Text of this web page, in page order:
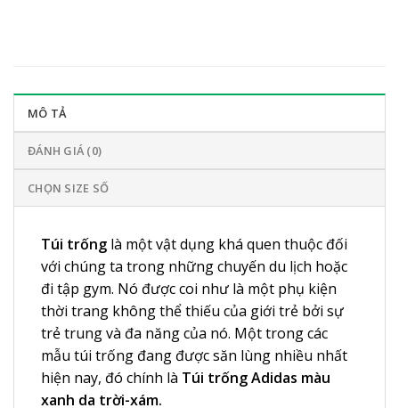
MÔ TẢ
ĐÁNH GIÁ (0)
CHỌN SIZE SỐ
Túi trống là một vật dụng khá quen thuộc đối
với chúng ta trong những chuyến du lịch hoặc
đi tập gym. Nó được coi như là một phụ kiện
thời trang không thể thiếu của giới trẻ bởi sự
trẻ trung và đa năng của nó. Một trong các
mẫu túi trống đang được săn lùng nhiều nhất
hiện nay, đó chính là Túi trống Adidas màu
xanh da trời-xám.